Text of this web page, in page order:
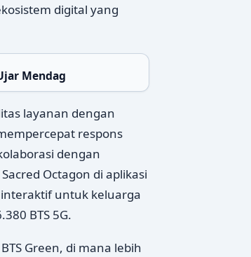
digital yang
Mendag
layanan dengan
respons
dengan
Octagon di aplikasi
untuk keluarga
BTS 5G.
Green, di mana lebih